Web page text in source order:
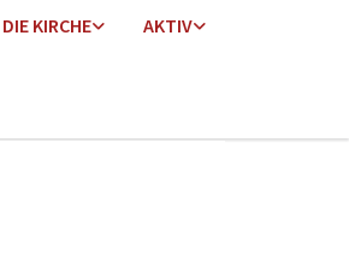
DIE KIRCHE AKTIV